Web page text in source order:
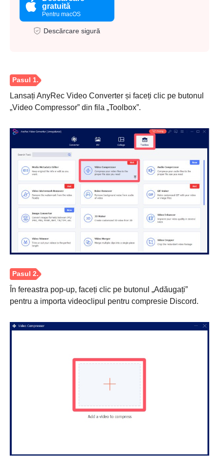
gratuită
Pentru macOS
Descărcare sigură
Pasul 1.
Lansați AnyRec Video Converter și faceți clic pe butonul
„Video Compressor” din fila „Toolbox”.
În fereastra pop-up, faceți clic pe butonul „Adăugați”
pentru a importa videoclipul pentru compresie Discord.